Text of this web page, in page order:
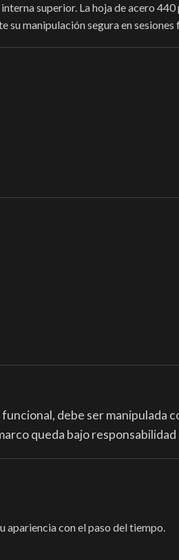
superior. La hoja de acero
su manipulación segura en
debe ser manipulada
queda bajo responsabilidad
apariencia con el paso del tiempo.